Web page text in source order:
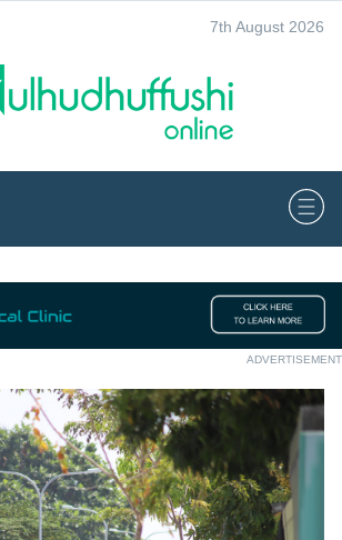
7th August 2026
ADVERTISEMENT